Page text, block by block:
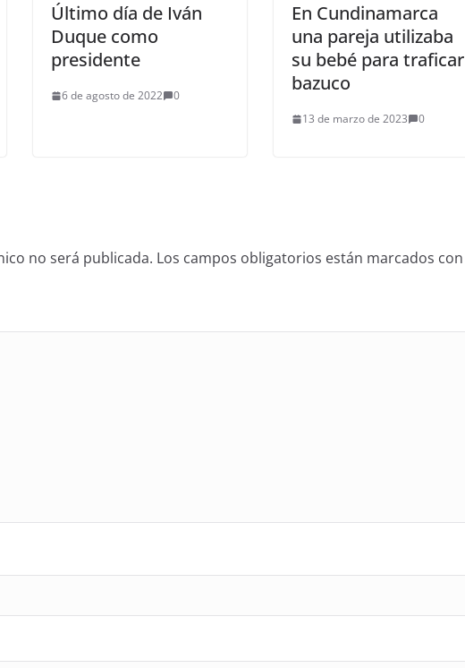
Último día de Iván
Duque como
presidente
6 de agosto de 2022 0
En Cundinamarca
una pareja utilizaba
su bebé para traficar
bazuco
13 de marzo de 2023 0
no será publicada. Los campos obligatorios están marcados con